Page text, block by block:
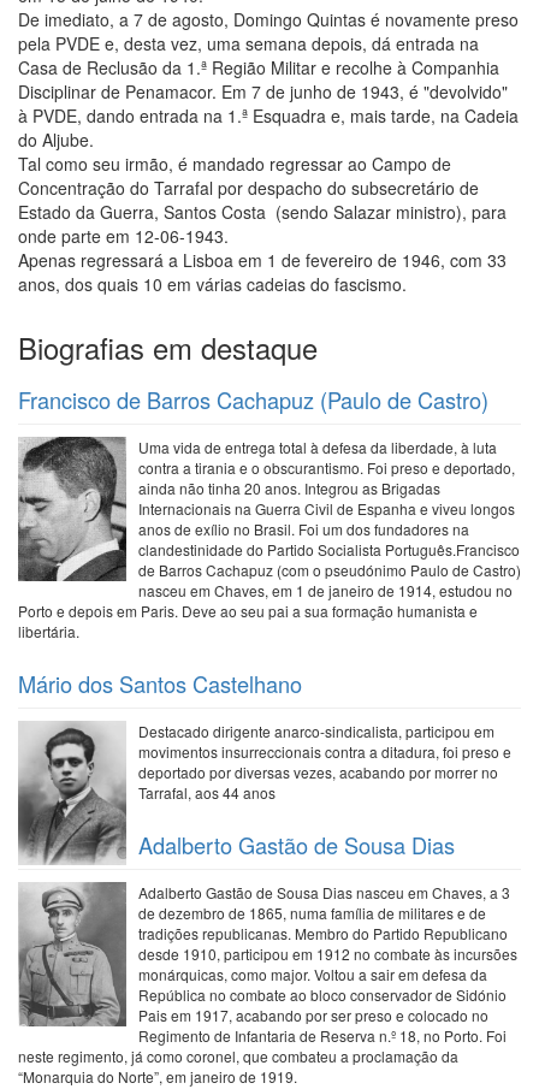
De imediato, a 7 de agosto, Domingo Quintas é novamente preso
pela PVDE e, desta vez, uma semana depois, dá entrada na
Casa de Reclusão da 1.ª Região Militar e recolhe à Companhia
Disciplinar de Penamacor. Em 7 de junho de 1943, é "devolvido"
à PVDE, dando entrada na 1.ª Esquadra e, mais tarde, na Cadeia
do Aljube.
Tal como seu irmão, é mandado regressar ao Campo de
Concentração do Tarrafal por despacho do subsecretário de
Estado da Guerra, Santos Costa (sendo Salazar ministro), para
onde parte em 12-06-1943.
Apenas regressará a Lisboa em 1 de fevereiro de 1946, com 33
anos, dos quais 10 em várias cadeias do fascismo.
Biografias em destaque
Francisco de Barros Cachapuz (Paulo de Castro)
Uma vida de entrega total à defesa da liberdade, à luta
contra a tirania e o obscurantismo. Foi preso e deportado,
ainda não tinha 20 anos. Integrou as Brigadas
Internacionais na Guerra Civil de Espanha e viveu longos
anos de exílio no Brasil. Foi um dos fundadores na
clandestinidade do Partido Socialista Português.Francisco
de Barros Cachapuz (com o pseudónimo Paulo de Castro)
nasceu em Chaves, em 1 de janeiro de 1914, estudou no
Porto e depois em Paris. Deve ao seu pai a sua formação humanista e
libertária.
Mário dos Santos Castelhano
Destacado dirigente anarco-sindicalista, participou em
movimentos insurreccionais contra a ditadura, foi preso e
deportado por diversas vezes, acabando por morrer no
Tarrafal, aos 44 anos
Adalberto Gastão de Sousa Dias
Adalberto Gastão de Sousa Dias nasceu em Chaves, a 3
de dezembro de 1865, numa família de militares e de
tradições republicanas. Membro do Partido Republicano
desde 1910, participou em 1912 no combate às incursões
monárquicas, como major. Voltou a sair em defesa da
República no combate ao bloco conservador de Sidónio
Pais em 1917, acabando por ser preso e colocado no
Regimento de Infantaria de Reserva n.º 18, no Porto. Foi
neste regimento, já como coronel, que combateu a proclamação da
“Monarquia do Norte”, em janeiro de 1919.